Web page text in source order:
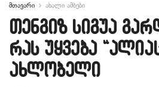
მთავარი ახალი ამბები
თენგიზ სიგუა
რას უყვება
ახლობელი